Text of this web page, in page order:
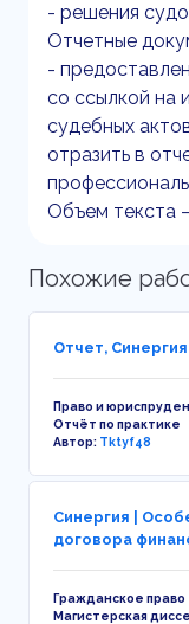
- решения
Отчетные
-
со ссылкой на
судебных
отразить в
Объем текста
Похожие
Отчет,
Право и
Отчёт по практике
Автор: Tktyf48
Синергия |
договора
Гражданское право
Магистерская